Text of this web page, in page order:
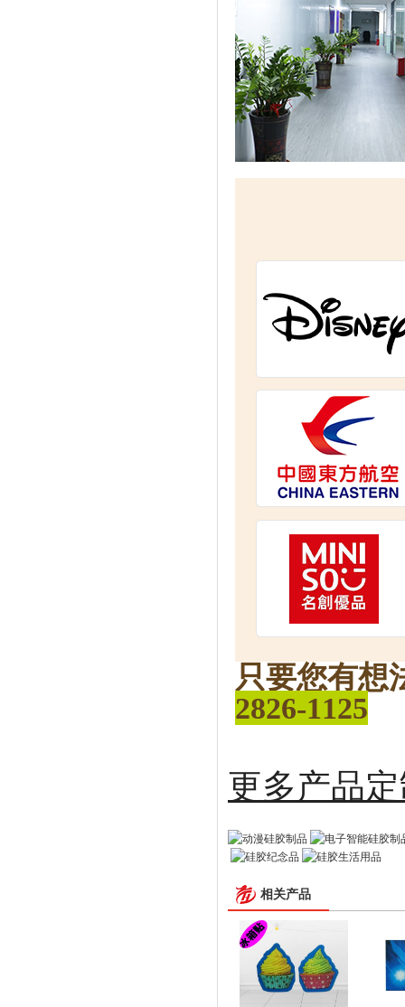
只要您有想
2826-1125
更多
相关产品